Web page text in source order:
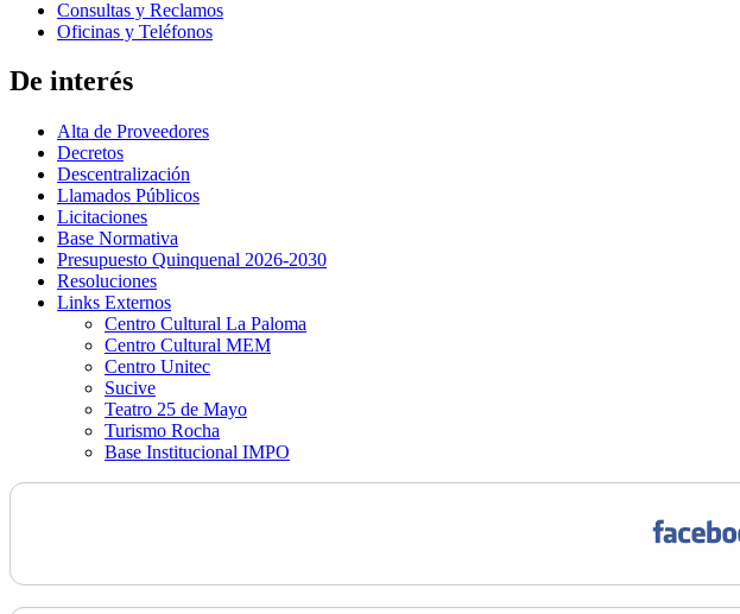
Consultas y Reclamos
Oficinas y Teléfonos
De interés
Alta de Proveedores
Decretos
Descentralización
Llamados Públicos
Licitaciones
Base Normativa
Presupuesto Quinquenal 2026-2030
Resoluciones
Links Externos
Centro Cultural La Paloma
Centro Cultural MEM
Centro Unitec
Sucive
Teatro 25 de Mayo
Turismo Rocha
Base Institucional IMPO